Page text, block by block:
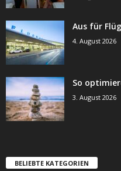
Aus für
4. August 2026
So
3. August 2026
BELIEBTE KATEGORIEN